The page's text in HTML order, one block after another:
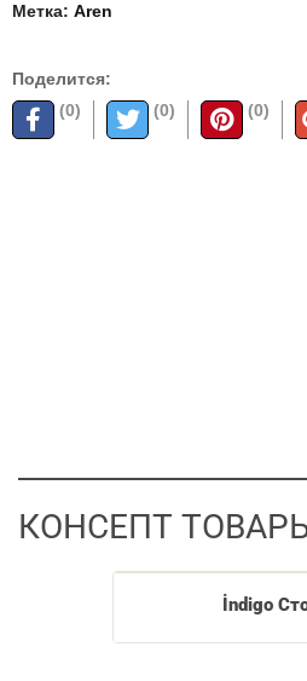
Метка: Aren
Поделится:
(0)
(0) (0)
КОНСЕПТ
İndigo